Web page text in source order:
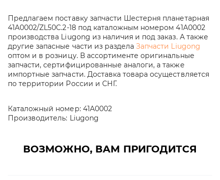
Предлагаем поставку запчасти Шестерня планетарная
41A0002/ZL50C.2-18 под каталожным номером 41A0002
производства Liugong из наличия и под заказ. А также
другие запасные части из разделаЗапчасти Liugong
оптом и в розницу. В ассортименте оригинальные
запчасти, сертифицированные аналоги, а также
импортные запчасти. Доставка товара осуществляется
по территории России и СНГ.
Каталожный номер: 41A0002
Производитель: Liugong
ВОЗМОЖНО, ВАМ ПРИГОДИТСЯ